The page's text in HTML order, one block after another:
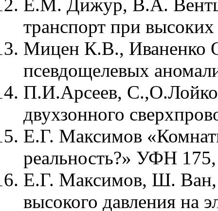
Е.М. Дижур, В.А.
транспорт при
Мицен К.В., Иваненко
псевдощелевых
П.И.Арсеев,
двухзонного
Е.Г. Максимов
реальность?» УФН
Е.Г. Максимов, Ш.
высокого давления на